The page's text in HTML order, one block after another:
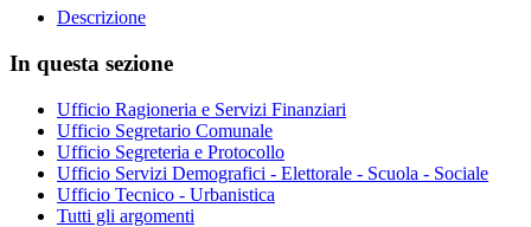
Descrizione
In questa sezione
Ufficio Ragioneria e Servizi Finanziari
Ufficio Segretario Comunale
Ufficio Segreteria e Protocollo
Ufficio Servizi Demografici - Elettorale - Scuola - Sociale
Ufficio Tecnico - Urbanistica
Tutti gli argomenti